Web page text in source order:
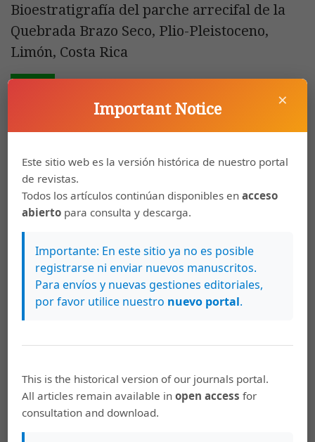
Bioestratigrafía del parche arrecifal de la
Quebrada Brazo Seco, Plio-Pleistoceno,
Limón, Costa Rica
Patrones químicos y origen del depósito de
oro de La Libertad, Chontales, Nicaragua
PDF
Olman Arias, Percy Denyer
Compresión y dilatación norte-sur en el
Resúmenes de Tesis
×
Important Notice
Este sitio web es la versión histórica de nuestro portal
de revistas.
Todos los artículos continúan disponibles enacceso
abierto para consulta y descarga.
Importante: En este sitio ya no es posible
registrarse ni enviar nuevos manuscritos.
Para envíos y nuevas gestiones editoriales,
por favor utilice nuestro nuevo portal.
This is the historical version of our journals portal.
All articles remain available inopen access for
consultation and download.